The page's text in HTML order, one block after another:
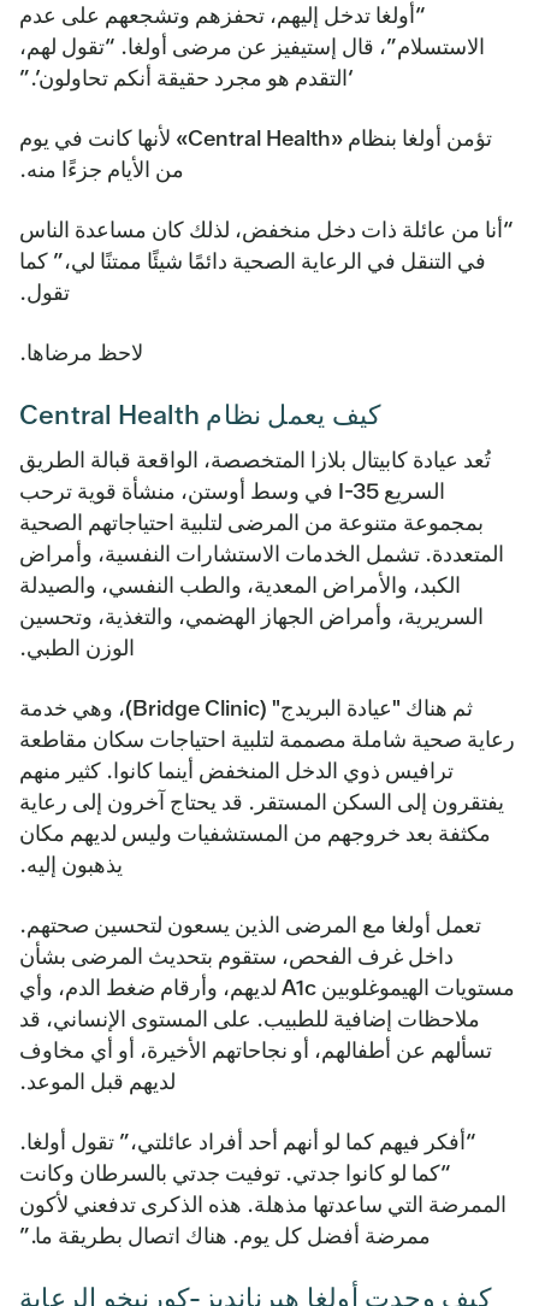
“أولغا تدخل إليهم، تحفزهم وتشجعهم على عدم
الاستسلام”، قال إستيفيز عن مرضى أولغا. “تقول لهم،
‘التقدم هو مجرد حقيقة أنكم تحاولون’.”
تؤمن أولغا بنظام «Central Health» لأنها كانت في يوم
من الأيام جزءًا منه.
“أنا من عائلة ذات دخل منخفض، لذلك كان مساعدة الناس
في التنقل في الرعاية الصحية دائمًا شيئًا ممتنًا لي،” كما
تقول.
لاحظ مرضاها.
كيف يعمل نظام Central Health
تُعد عيادة كابيتال بلازا المتخصصة، الواقعة قبالة الطريق
السريع I-35 في وسط أوستن، منشأة قوية ترحب
بمجموعة متنوعة من المرضى لتلبية احتياجاتهم الصحية
المتعددة. تشمل الخدمات الاستشارات النفسية، وأمراض
الكبد، والأمراض المعدية، والطب النفسي، والصيدلة
السريرية، وأمراض الجهاز الهضمي، والتغذية، وتحسين
الوزن الطبي.
ثم هناك "عيادة البريدج" (Bridge Clinic)، وهي خدمة
رعاية صحية شاملة مصممة لتلبية احتياجات سكان مقاطعة
ترافيس ذوي الدخل المنخفض أينما كانوا. كثير منهم
يفتقرون إلى السكن المستقر. قد يحتاج آخرون إلى رعاية
مكثفة بعد خروجهم من المستشفيات وليس لديهم مكان
يذهبون إليه.
تعمل أولغا مع المرضى الذين يسعون لتحسين صحتهم.
داخل غرف الفحص، ستقوم بتحديث المرضى بشأن
مستويات الهيموغلوبين A1c لديهم، وأرقام ضغط الدم، وأي
ملاحظات إضافية للطبيب. على المستوى الإنساني، قد
تسألهم عن أطفالهم، أو نجاحاتهم الأخيرة، أو أي مخاوف
لديهم قبل الموعد.
“أفكر فيهم كما لو أنهم أحد أفراد عائلتي،” تقول أولغا.
“كما لو كانوا جدتي. توفيت جدتي بالسرطان وكانت
الممرضة التي ساعدتها مذهلة. هذه الذكرى تدفعني لأكون
ممرضة أفضل كل يوم. هناك اتصال بطريقة ما.”
كيف وجدت أولغا هيرنانديز-كورنيخو الرعاية